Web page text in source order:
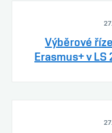
Výběrové
Erasmus+ v LS